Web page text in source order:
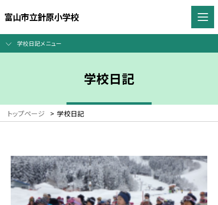
富山市立針原小学校
学校日記メニュー
学校日記
トップページ > 学校日記